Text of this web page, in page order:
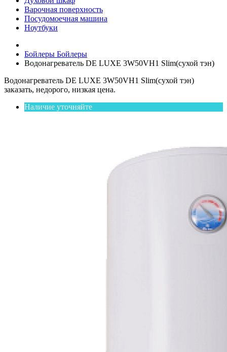
Варочная поверхность
Посудомоечная машина
Ноутбуки
Бойлеры Бойлеры
Водонагреватель DE LUXE 3W50VH1 Slim(сухой тэн)
Водонагреватель DE LUXE 3W50VH1 Slim(сухой тэн)
заказать, недорого, низкая цена.
Наличие уточняйте